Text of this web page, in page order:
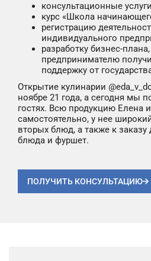
консультационные
курс «Школа
регистрацию
индивидуального
разработку бизнес-
предпринимателю
поддержку от
Открытие кулинарии
ноябре 21 года, а сегодня мы
гостях. Всю продукцию Елена
самостоятельно, у нее
вторых блюд, а также к
блюда и фуршет.
ПОЛУЧИТЬ КОНСУЛЬТАЦИЮ